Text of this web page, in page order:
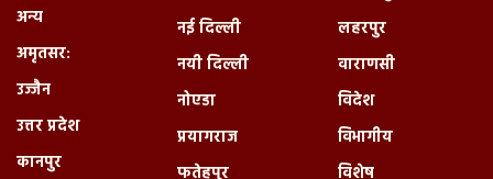
अन्य
अमृतसर:
उज्जैन
उत्तर प्रदेश
कानपुर
नई दिल्ली
नयी दिल्ली
नोएडा
प्रयागराज
लहरपुर
वाराणसी
विदेश
विभागीय